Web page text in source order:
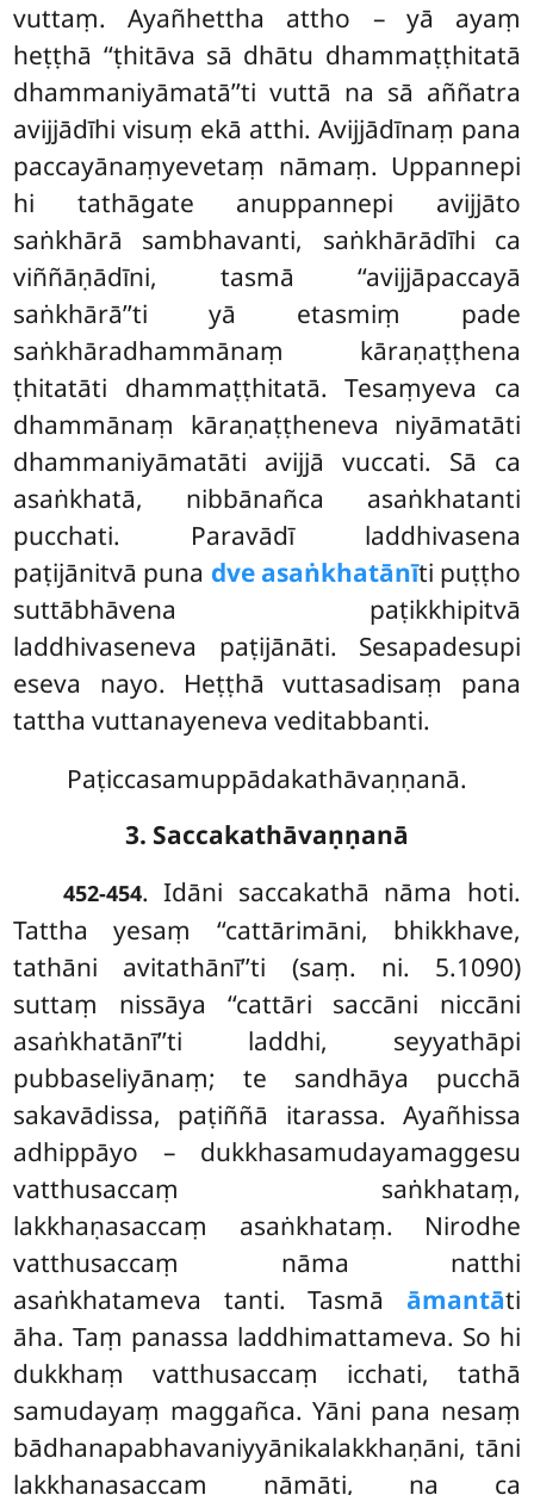
vuttaṃ. Ayañhettha attho – yā ayaṃ
heṭṭhā ‘‘ṭhitāva sā dhātu dhammaṭṭhitatā
dhammaniyāmatā’’ti vuttā na sā aññatra
avijjādīhi visuṃ ekā atthi. Avijjādīnaṃ pana
paccayānaṃyevetaṃ nāmaṃ. Uppannepi
hi tathāgate anuppannepi avijjāto
saṅkhārā sambhavanti, saṅkhārādīhi ca
viññāṇādīni, tasmā ‘‘avijjāpaccayā
saṅkhārā’’tiyā etasmiṃ pade
saṅkhāradhammānaṃ kāraṇaṭṭhena
ṭhitatāti dhammaṭṭhitatā. Tesaṃyeva ca
dhammānaṃ kāraṇaṭṭheneva niyāmatāti
dhammaniyāmatāti avijjā vuccati. Sā ca
asaṅkhatā, nibbānañca asaṅkhatanti
pucchati. Paravādī laddhivasena
paṭijānitvā puna dve asaṅkhatānīti puṭṭho
suttābhāvena paṭikkhipitvā
laddhivaseneva paṭijānāti. Sesapadesupi
eseva nayo. Heṭṭhā vuttasadisaṃ pana
tattha vuttanayeneva veditabbanti.
Paṭiccasamuppādakathāvaṇṇanā.
3. Saccakathāvaṇṇanā
452-454. Idāni saccakathā nāma hoti.
Tattha yesaṃ ‘‘cattārimāni, bhikkhave,
tathāni avitathānī’’ti (saṃ. ni. 5.1090)
suttaṃ nissāya ‘‘cattāri saccāni niccāni
asaṅkhatānī’’ti laddhi, seyyathāpi
pubbaseliyānaṃ; te sandhāya pucchā
sakavādissa, paṭiññā itarassa. Ayañhissa
adhippāyo – dukkhasamudayamaggesu
vatthusaccaṃ saṅkhataṃ,
lakkhaṇasaccaṃ asaṅkhataṃ. Nirodhe
vatthusaccaṃ nāma natthi
asaṅkhatameva tanti. Tasmā āmantāti
āha. Taṃ panassa laddhimattameva. So hi
dukkhaṃ vatthusaccaṃ icchati, tathā
samudayaṃ maggañca. Yāni pana nesaṃ
bādhanapabhavaniyyānikalakkhaṇāni, tāni
lakkhaṇasaccaṃ nāmāti, na ca